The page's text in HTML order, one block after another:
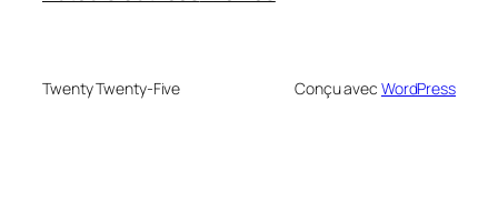
Twenty Twenty-Five Conçu avec WordPress